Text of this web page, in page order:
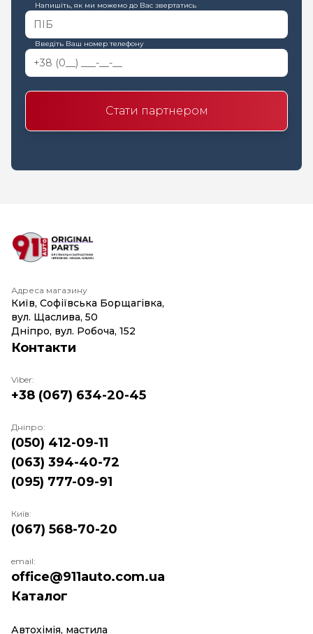
Напишіть, як ми можемо до Вас звертатись
Введіть Ваш номер телефону
Стати партнером
Адреса магазину
Київ, Софіївська Борщагівка,
вул. Щаслива, 50
Дніпро, вул. Робоча, 152
Каталог
Автохімія, мастила
Контакти
Viber:
+38 (067) 634-20-45
Дніпро:
(050) 412-09-11
(063) 394-40-72
(095) 777-09-91
Київ:
(067) 568-70-20
email:
office@911auto.com.ua